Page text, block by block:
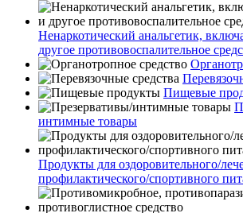
Ненаркотический анальгетик,
другое противовоспалительное
Пищевые
интимные товары
Продукты для оздоровительного/
профилактического/спортивного